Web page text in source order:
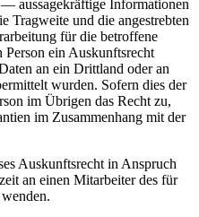
aussagekräftige Informationen
Tragweite und die angestrebten
für die betroffene
Person ein Auskunftsrecht
an ein Drittland oder an
wurden. Sofern dies der
im Übrigen das Recht zu,
im Zusammenhang mit der
Auskunftsrecht in Anspruch
an einen Mitarbeiter des für